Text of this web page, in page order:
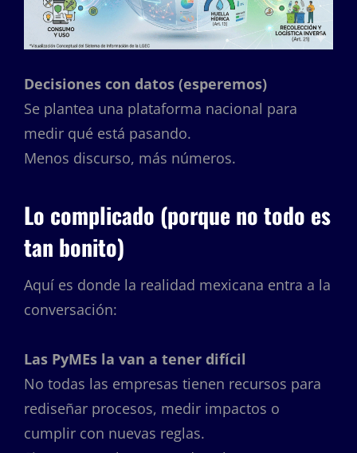
Decisiones con datos (esperemos)
Se plantea una plataforma nacional para
medir qué está pasando.
Menos discurso, más números.
Lo complicado (porque no todo es
tan bonito)
Aquí es donde la realidad mexicana entra a la
conversación:
Las PyMEs la van a tener difícil
No todas las empresas tienen recursos para
rediseñar procesos, medir impactos o
cumplir con nuevas reglas.